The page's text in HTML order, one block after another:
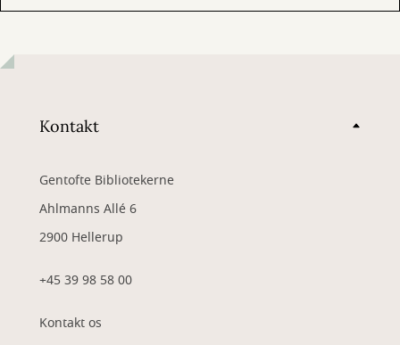
Kontakt
Gentofte Bibliotekerne
Ahlmanns Allé 6
2900 Hellerup
+45 39 98 58 00
Kontakt os